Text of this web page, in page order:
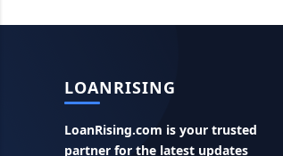
LOANRISING
LoanRising.com is your trusted
partner for the latest updates